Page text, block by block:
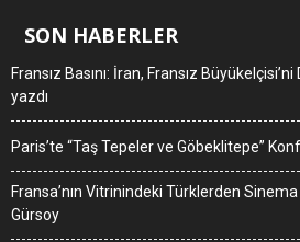
SON HABERLER
Fransız Basını: İran, Fransız Büyükelçisi’ni
yazdı
Paris’te “Taş Tepeler ve Göbeklitepe”
Fransa’nın Vitrinindeki Türklerden
Gürsoy